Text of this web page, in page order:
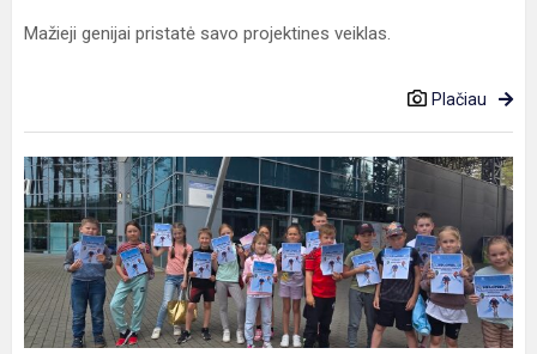
Mažieji genijai pristatė savo projektines veiklas.
Plačiau
Sėkmingas
antrokų
slidinėjimo
kursas:
nuo
pirmo
nusileidimo...